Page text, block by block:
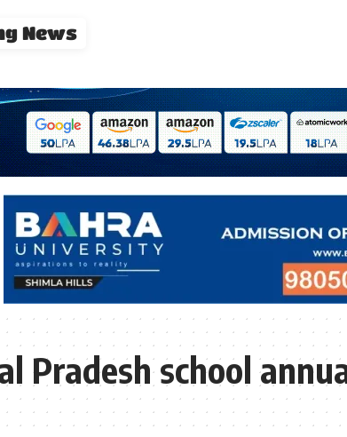
News
Pradesh school